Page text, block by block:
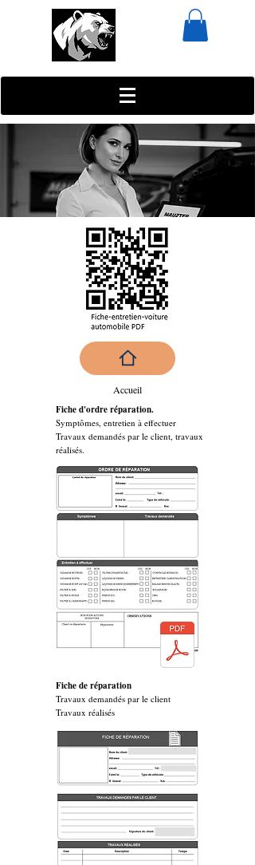
Accueil
Fiche d'ordre réparation.
Symptômes, entretien à effectuer
Travaux demandés par le client, travaux
réalisés.
Fiche de réparation
Travaux demandés par le client
Travaux réalisés